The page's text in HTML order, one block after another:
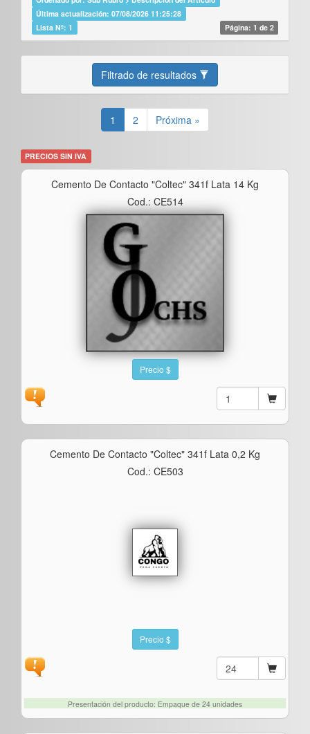
Última actualización: 07/08/2026 11:25:28
Lista Nº: 1
Página: 1 de 2
Filtrado de resultados
1 2 Próxima »
PRECIOS SIN IVA
Cemento De Contacto "coltec" 341f Lata 14 Kg
Cod.: CE514
Precio $
Cemento De Contacto "coltec" 341f Lata 0,2 Kg
Cod.: CE503
Precio $
Presentación del producto: Empaque de 24 unidades